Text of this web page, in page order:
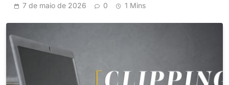
7 de maio de 2026 0 1 Mins